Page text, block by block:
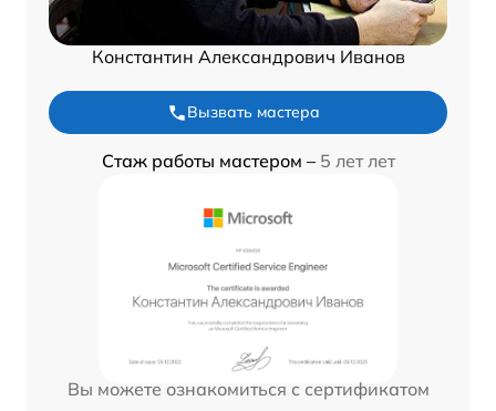
Константин Александрович Иванов
Вызвать мастера
Стаж работы мастером – 5 лет лет
Вы можете ознакомиться с сертификатом